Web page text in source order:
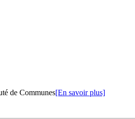
de Communes[En savoir plus]